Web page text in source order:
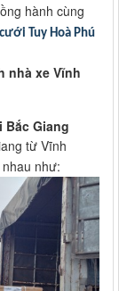
hành cùng
Tuy Hoà Phú
nhà xe Vĩnh
Bắc Giang
từ Vĩnh
như: